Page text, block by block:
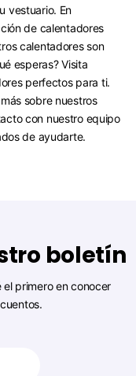
vestuario. En
de calentadores
calentadores son
esperas? Visita
perfectos para ti.
sobre nuestros
con nuestro equipo
de ayudarte.
boletín
primero en conocer